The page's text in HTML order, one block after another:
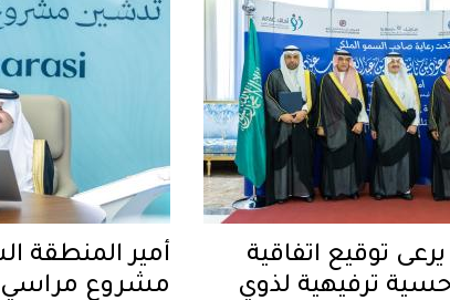
توقيع اتفاقية
ترفيهية لذوي
أمير المنطقة
مشروع مراسي